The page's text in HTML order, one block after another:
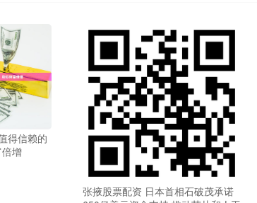
得信赖的
增
张掖股票配资 日本首相石破茂承诺